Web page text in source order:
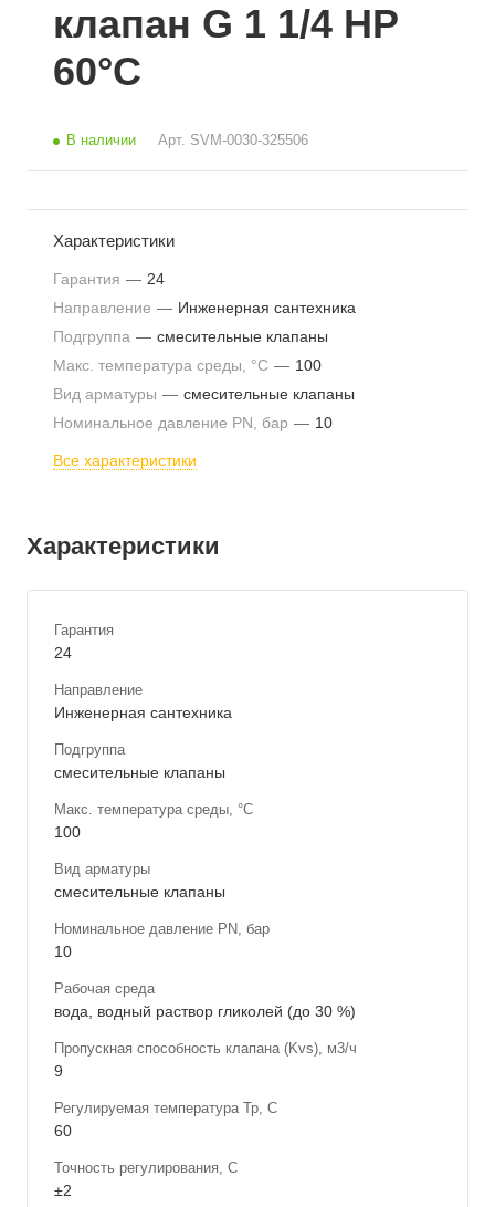
клапан G 1 1/4 НР
60°С
В наличии Арт. SVM-0030-325506
Характеристики
Гарантия — 24
Направление — Инженерная сантехника
Подгруппа — смесительные клапаны
Макс. температура среды, °С — 100
Вид арматуры — смесительные клапаны
Номинальное давление PN, бар — 10
Все характеристики
Характеристики
Гарантия
24
Направление
Инженерная сантехника
Подгруппа
смесительные клапаны
Макс. температура среды, °С
100
Вид арматуры
смесительные клапаны
Номинальное давление PN, бар
10
Рабочая среда
вода, водный раствор гликолей (до 30 %)
Пропускная способность клапана (Kvs), м3/ч
9
Регулируемая температура Тр, С
60
Точность регулирования, С
±2